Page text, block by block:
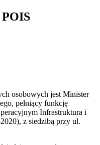
osobowych jest Minister
pełniący funkcję
Infrastruktura i
z siedzibą przy ul.